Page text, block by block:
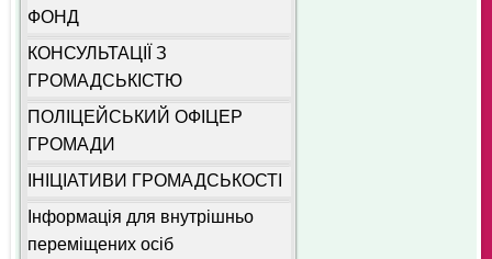
ФОНД
КОНСУЛЬТАЦІЇ З
ГРОМАДСЬКІСТЮ
ПОЛІЦЕЙСЬКИЙ ОФІЦЕР
ГРОМАДИ
ІНІЦІАТИВИ ГРОМАДСЬКОСТІ
Інформація для внутрішньо
переміщених осіб